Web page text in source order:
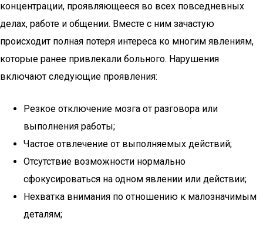
концентрации, проявляющееся во всех повседневных
делах, работе и общении. Вместе с ним зачастую
происходит полная потеря интереса ко многим явлениям,
которые ранее привлекали больного. Нарушения
включают следующие проявления:
Резкое отключение мозга от разговора или
выполнения работы;
Частое отвлечение от выполняемых действий;
Отсутствие возможности нормально
сфокусироваться на одном явлении или действии;
Нехватка внимания по отношению к малозначимым
деталям;